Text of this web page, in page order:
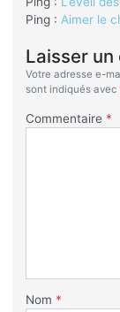
Ping : Aimer le
Laisser
Votre adresse e-
sont indiqués avec
Commentaire *
Nom *